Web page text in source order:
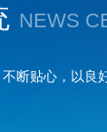
NEWS
断贴心，以良